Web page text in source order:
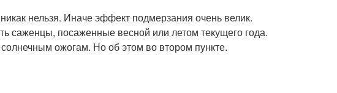
нельзя. Иначе эффект подмерзания очень велик.
саженцы, посаженные весной или летом текущего года.
ожогам. Но об этом во втором пункте.